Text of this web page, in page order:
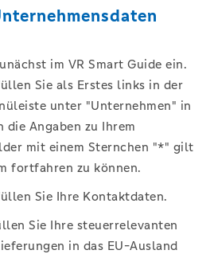
im VR Smart Guide ein.
Sie als Erstes links in der
unter "Unternehmen" in
die Angaben zu Ihrem
mit einem Sternchen "*" gilt
fortfahren zu können.
Sie Ihre Kontaktdaten.
Sie Ihre steuerrelevanten
in das EU-Ausland